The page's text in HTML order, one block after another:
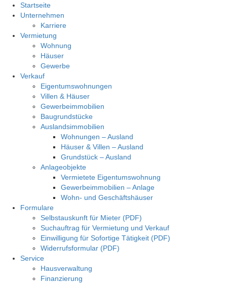
Startseite
Unternehmen
Karriere
Vermietung
Wohnung
Häuser
Gewerbe
Verkauf
Eigentumswohnungen
Villen & Häuser
Gewerbeimmobilien
Baugrundstücke
Auslandsimmobilien
Wohnungen – Ausland
Häuser & Villen – Ausland
Grundstück – Ausland
Anlageobjekte
Vermietete Eigentumswohnung
Gewerbeimmobilien – Anlage
Wohn- und Geschäftshäuser
Formulare
Selbstauskunft für Mieter (PDF)
Suchauftrag für Vermietung und Verkauf
Einwilligung für Sofortige Tätigkeit (PDF)
Widerrufsformular (PDF)
Service
Hausverwaltung
Finanzierung